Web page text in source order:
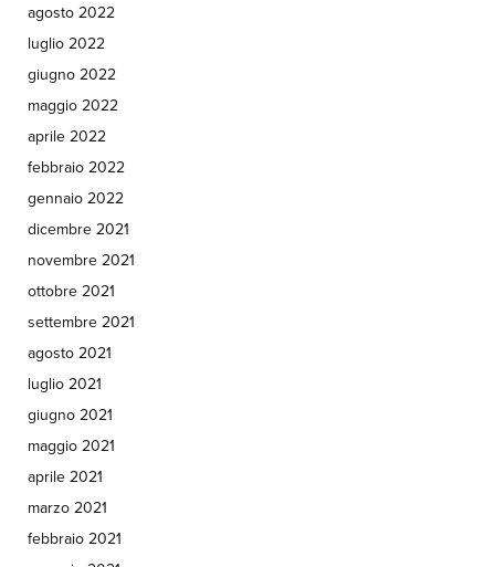
agosto 2022
luglio 2022
giugno 2022
maggio 2022
aprile 2022
febbraio 2022
gennaio 2022
dicembre 2021
novembre 2021
ottobre 2021
settembre 2021
agosto 2021
luglio 2021
giugno 2021
maggio 2021
aprile 2021
marzo 2021
febbraio 2021